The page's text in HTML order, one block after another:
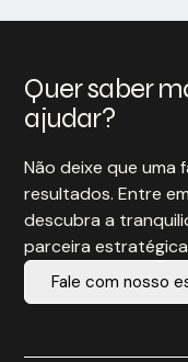
Quer saber
ajudar?
Não deixe que uma
resultados. Entre
descubra a
parceira
Fale com nosso